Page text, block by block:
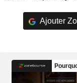
Ajouter